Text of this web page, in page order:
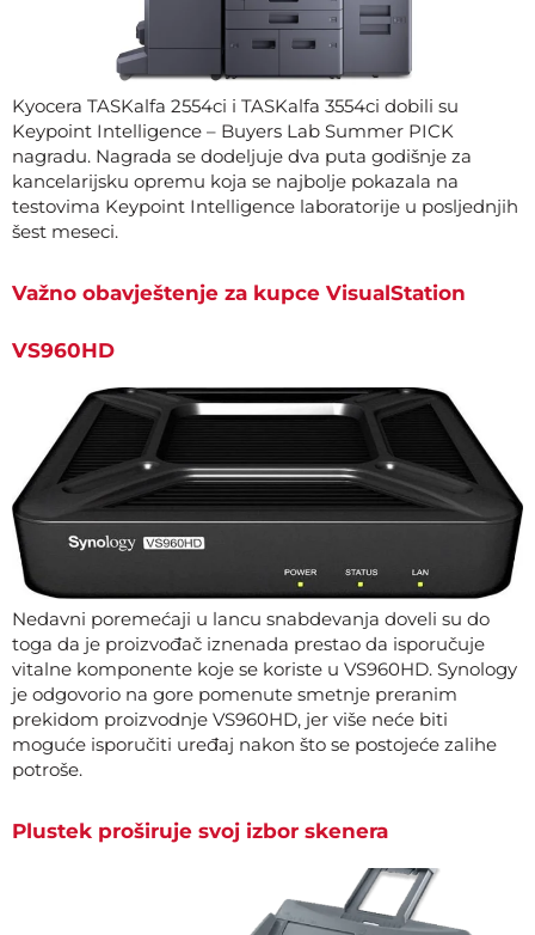
Kyocera TASKalfa 2554ci i TASKalfa 3554ci dobili su
Keypoint Intelligence – Buyers Lab Summer PICK
nagradu. Nagrada se dodeljuje dva puta godišnje za
kancelarijsku opremu koja se najbolje pokazala na
testovima Keypoint Intelligence laboratorije u posljednjih
šest meseci.
Važno obavještenje za kupce VisualStation
VS960HD
Nedavni poremećaji u lancu snabdevanja doveli su do
toga da je proizvođač iznenada prestao da isporučuje
vitalne komponente koje se koriste u VS960HD. Synology
je odgovorio na gore pomenute smetnje preranim
prekidom proizvodnje VS960HD, jer više neće biti
moguće isporučiti uređaj nakon što se postojeće zalihe
potroše.
Plustek proširuje svoj izbor skenera